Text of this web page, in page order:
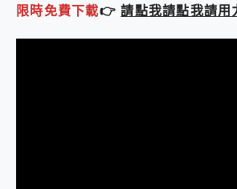
限時免費下載👉請點我請點我請用